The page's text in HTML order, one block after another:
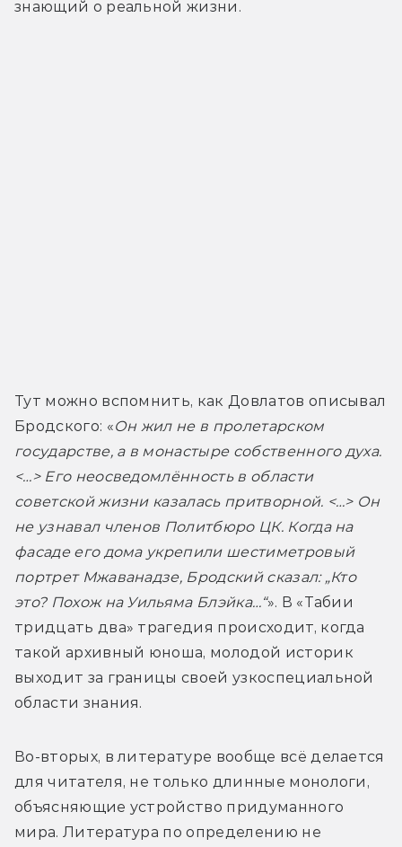
знающий о реальной жизни.
Тут можно вспомнить, как Довлатов описывал
Бродского: «Он жил не в пролетарском
государстве, а в монастыре собственного духа.
<…> Его неосведомлённость в области
советской жизни казалась притворной. <…> Он
не узнавал членов Политбюро ЦК. Когда на
фасаде его дома укрепили шестиметровый
портрет Мжаванадзе, Бродский сказал: „Кто
это? Похож на Уильяма Блэйка…“». В «Табии
тридцать два» трагедия происходит, когда
такой архивный юноша, молодой историк
выходит за границы своей узкоспециальной
области знания.
Во-вторых, в литературе вообще всё делается
для читателя, не только длинные монологи,
объясняющие устройство придуманного
мира. Литература по определению не